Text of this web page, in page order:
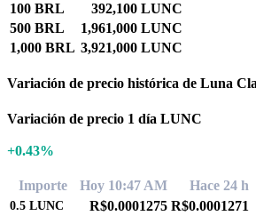
100 BRL
392,100 LUNC
500 BRL
1,961,000 LUNC
1,000 BRL 3,921,000 LUNC
Variación de precio histórica de Luna
Variación de precio 1 día LUNC
+0.43%
Importe Hoy 10:47 AM Hace 24 h
0.5 LUNC R$0.0001275 R$0.0001271